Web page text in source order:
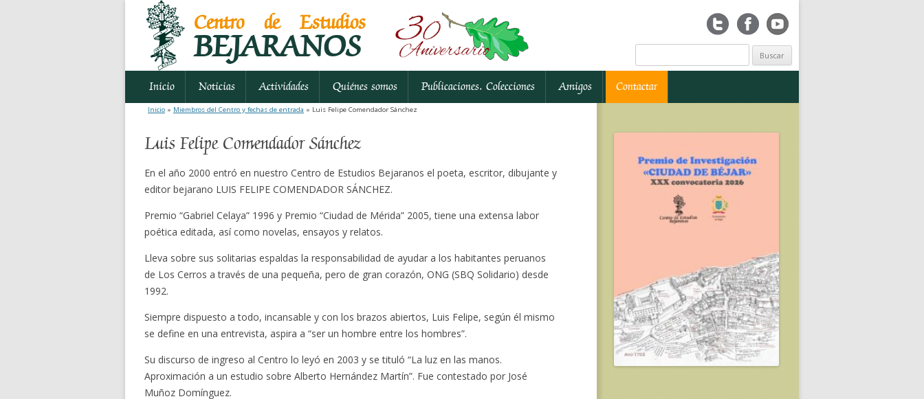
Centro de Estudios
BEJARANOS Buscar:
Ir al contenido
Inicio Noticias Actividades Quiénes somos Publicaciones. Colecciones Amigos Contactar
Inicio » Miembros del Centro y fechas de entrada » Luis Felipe Comendador Sánchez
Luis Felipe Comendador Sánchez
En el año 2000 entró en nuestro Centro de Estudios Bejaranos el poeta, escritor, dibujante y
editor bejarano LUIS FELIPE COMENDADOR SÁNCHEZ.
Premio “Gabriel Celaya” 1996 y Premio “Ciudad de Mérida” 2005, tiene una extensa labor
poética editada, así como novelas, ensayos y relatos.
Lleva sobre sus solitarias espaldas la responsabilidad de ayudar a los habitantes peruanos
de Los Cerros a través de una pequeña, pero de gran corazón, ONG (SBQ Solidario) desde
1992.
Siempre dispuesto a todo, incansable y con los brazos abiertos, Luis Felipe, según él mismo
se define en una entrevista, aspira a “ser un hombre entre los hombres”.
Su discurso de ingreso al Centro lo leyó en 2003 y se tituló “La luz en las manos.
Aproximación a un estudio sobre Alberto Hernández Martín”. Fue contestado por José
Muñoz Domínguez.